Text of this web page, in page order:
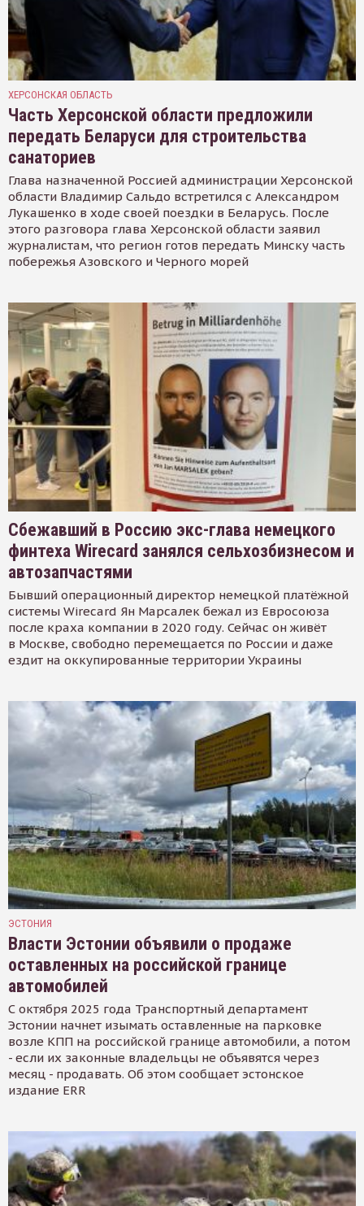
ХЕРСОНСКАЯ ОБЛАСТЬ
Часть Херсонской области предложили
передать Беларуси для строительства
санаториев
Глава назначенной Россией администрации Херсонской
области Владимир Сальдо встретился с Александром
Лукашенко в ходе своей поездки в Беларусь. После
этого разговора глава Херсонской области заявил
журналистам, что регион готов передать Минску часть
побережья Азовского и Черного морей
Сбежавший в Россию экс-глава немецкого
финтеха Wirecard занялся сельхозбизнесом и
автозапчастями
Бывший операционный директор немецкой платёжной
системы Wirecard Ян Марсалек бежал из Евросоюза
после краха компании в 2020 году. Сейчас он живёт
в Москве, свободно перемещается по России и даже
ездит на оккупированные территории Украины
ЭСТОНИЯ
Власти Эстонии объявили о продаже
оставленных на российской границе
автомобилей
С октября 2025 года Транспортный департамент
Эстонии начнет изымать оставленные на парковке
возле КПП на российской границе автомобили, а потом
- если их законные владельцы не объявятся через
месяц - продавать. Об этом сообщает эстонское
издание ERR